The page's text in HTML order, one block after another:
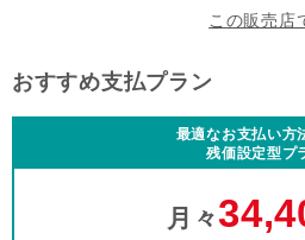
この販売店
おすすめ支払プラン
最適なお支払い方
残価設定型プ
月々